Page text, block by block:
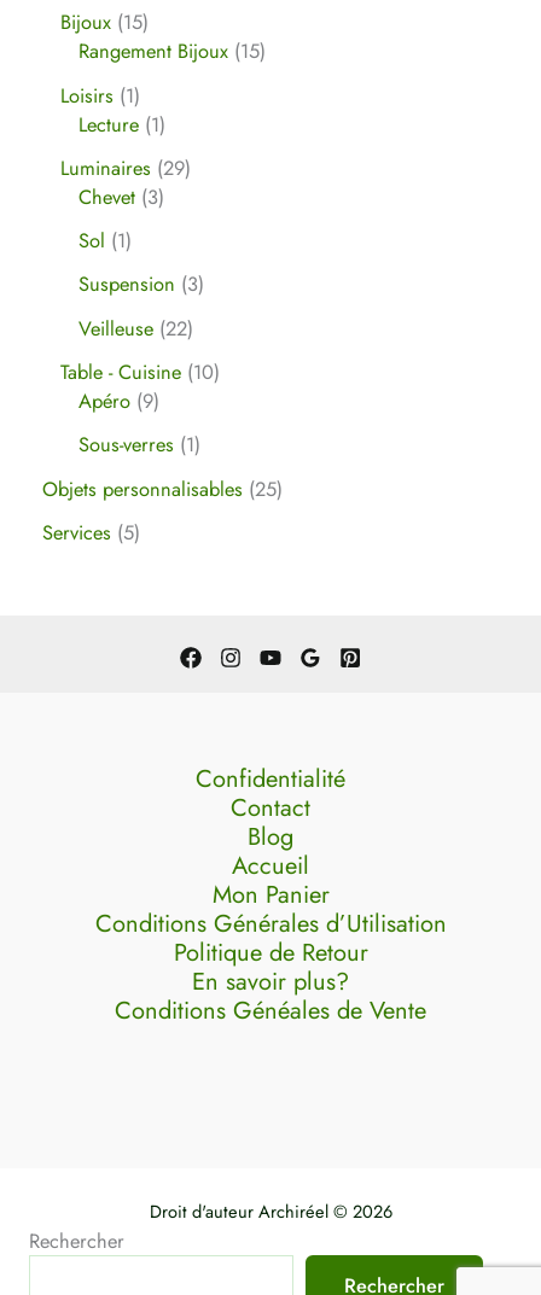
Bijoux 15
Rangement Bijoux 15
Loisirs 1
Lecture 1
Luminaires 29
Chevet 3
Sol 1
Suspension 3
Veilleuse 22
Table - Cuisine 10
Apéro 9
Sous-verres 1
Objets personnalisables 25
Services 5
Confidentialité
Contact
Blog
Accueil
Mon Panier
Conditions Générales d’Utilisation
Politique de Retour
En savoir plus?
Conditions Généales de Vente
Droit d'auteur Archiréel © 2026
Rechercher
Rechercher